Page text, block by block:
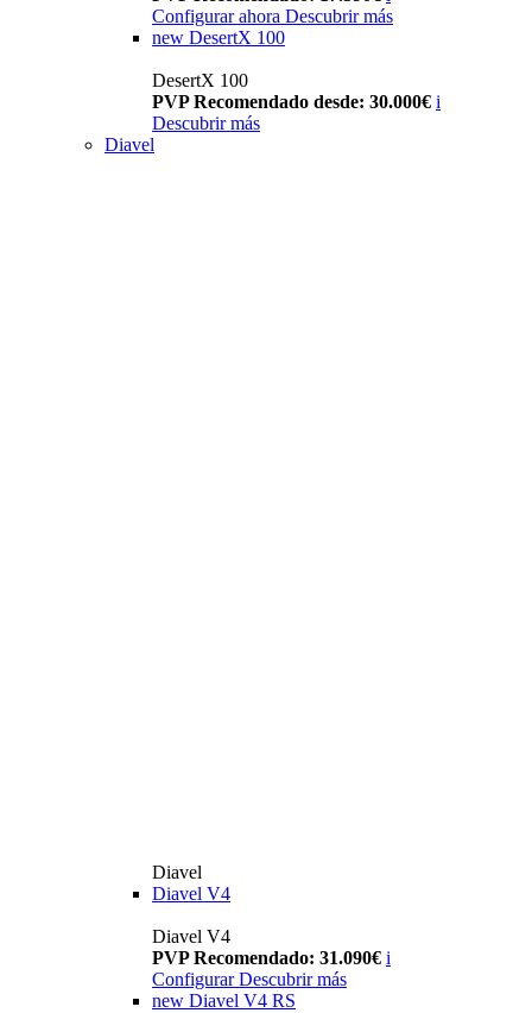
Configurar ahora Descubrir más
new DesertX 100
DesertX 100
PVP Recomendado desde: 30.000€ i
Descubrir más
Diavel
Diavel
Diavel V4
Diavel V4
PVP Recomendado: 31.090€ i
Configurar Descubrir más
new Diavel V4 RS